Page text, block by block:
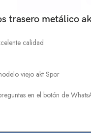
trasero metálico
calidad
viejo akt Spor
en el botón de